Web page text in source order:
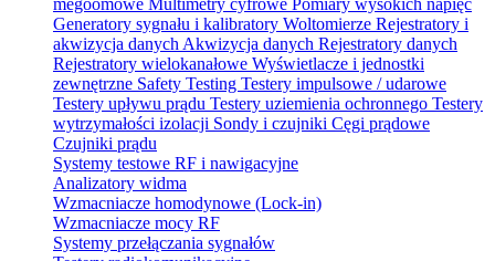
megoomowe Multimetry cyfrowe Pomiary wysokich napięć
Generatory sygnału i kalibratory Woltomierze Rejestratory i
akwizycja danych Akwizycja danych Rejestratory danych
Rejestratory wielokanałowe Wyświetlacze i jednostki
zewnętrzne Safety Testing Testery impulsowe / udarowe
Testery upływu prądu Testery uziemienia ochronnego Testery
wytrzymałości izolacji Sondy i czujniki Cęgi prądowe
Czujniki prądu
Systemy testowe RF i nawigacyjne
Analizatory widma
Wzmacniacze homodynowe (Lock‑in)
Wzmacniacze mocy RF
Systemy przełączania sygnałów